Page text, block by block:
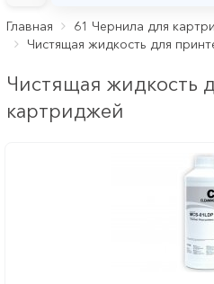
Главная
61 Чернила для
Чистящая жидкость для
Чистящая жидкость
картриджей